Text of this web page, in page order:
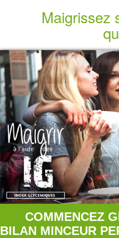
Maigrissez
COMMENCEZ
BILAN MINCEUR